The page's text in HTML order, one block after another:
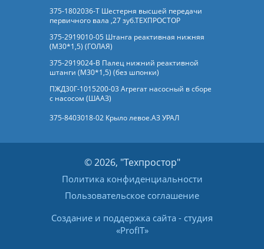
375-1802036-Т Шестерня высшей передачи
первичного вала ,27 зуб.ТЕХПРОСТОР
375-2919010-05 Штанга реактивная нижняя
(М30*1,5) (ГОЛАЯ)
375-2919024-В Палец нижний реактивной
штанги (М30*1,5) (без шпонки)
ПЖД30Г-1015200-03 Агрегат насосный в сборе
с насосом (ШААЗ)
375-8403018-02 Крыло левое.АЗ УРАЛ
© 2026, "Техпростор"
Политика конфиденциальности
Пользовательское соглашение
Создание и поддержка сайта - студия
«ProfIT»